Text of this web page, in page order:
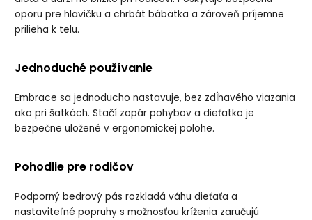
oporu pre hlavičku a chrbát bábätka a zároveň príjemne
prilieha k telu.
Jednoduché používanie
Embrace sa jednoducho nastavuje, bez zdĺhavého viazania
ako pri šatkách. Stačí zopár pohybov a dieťatko je
bezpečne uložené v ergonomickej polohe.
Pohodlie pre rodičov
Podporný bedrový pás rozkladá váhu dieťaťa a
nastaviteľné popruhy s možnosťou kríženia zaručujú